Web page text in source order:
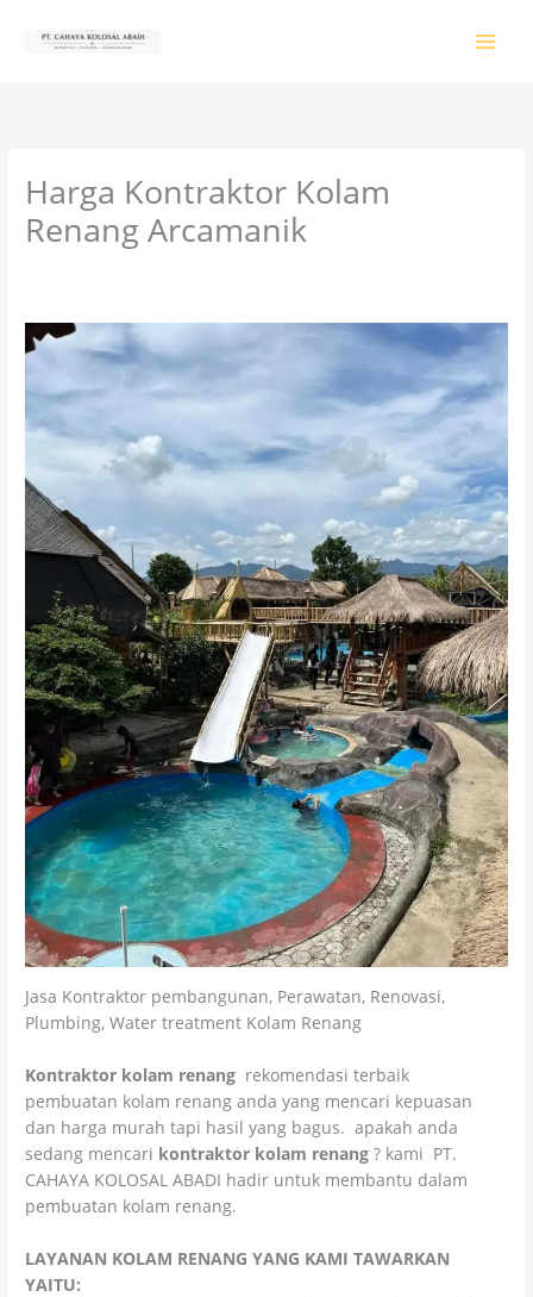
Harga Kontraktor Kolam
Renang Arcamanik
Jasa Kontraktor pembangunan, Perawatan, Renovasi,
Plumbing, Water treatment Kolam Renang
Kontraktor kolam renang rekomendasi terbaik
pembuatan kolam renang anda yang mencari kepuasan
dan harga murah tapi hasil yang bagus. apakah anda
sedang mencari kontraktor kolam renang? kami PT.
CAHAYA KOLOSAL ABADI hadir untuk membantu dalam
pembuatan kolam renang.
LAYANAN KOLAM RENANG YANG KAMI TAWARKAN
YAITU: